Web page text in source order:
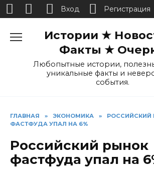
Истории ★
Факты ★
Любопытные истории,
уникальные факты и
события.
ГЛАВНАЯ » ЭКОНОМИКА »
РОССИЙСКИЙ
ФАСТФУДА УПАЛ НА 6%
Российский рынок
фастфуда упал на
Вход Регистрация